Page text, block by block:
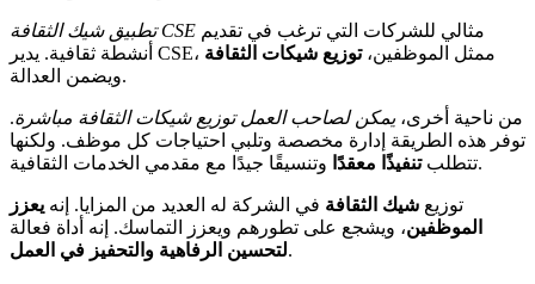
تطبيق شيك الثقافة CSE
أنشطة ثقافية. يدير CSE، ممثل الموظفين،توزيع شيكات الثقافة
ويضمن العدالة.
من ناحية أخرى،يمكن لصاحب العمل توزيع شيكات الثقافة مباشرة.
توفر هذه الطريقة إدارة مخصصة وتلبي احتياجات كل موظف. ولكنها
تتطلبتنفيذًا معقدًا وتنسيقًا جيدًا مع مقدمي الخدمات الثقافية.
توزيع شيك الثقافة في الشركة له العديد من المزايا. إنه يعزز
الموظفين، ويشجع على تطورهم ويعزز التماسك. إنه أداة فعالة
لتحسين الرفاهية والتحفيز في العمل.